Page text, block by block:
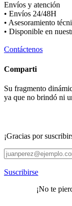
Envíos y atención
• Envíos 24/48H
• Asesoramiento
• Disponible en
Contáctenos
Comparti
Su fragmento
ya que no brindó ni
¡Gracias por
Suscribirse
¡No te